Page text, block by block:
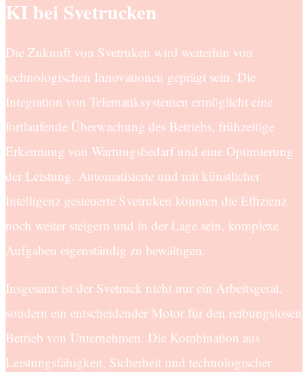
KI bei Svetrucken
Die Zukunft von Svetruken wird weiterhin von
technologischen Innovationen geprägt sein. Die
Integration von Telematiksystemen ermöglicht eine
fortlaufende Überwachung des Betriebs, frühzeitige
Erkennung von Wartungsbedarf und eine Optimierung
der Leistung. Automatisierte und mit künstlicher
Intelligenz gesteuerte Svetruken könnten die Effizienz
noch weiter steigern und in der Lage sein, komplexe
Aufgaben eigenständig zu bewältigen.
Insgesamt ist der Svetruck nicht nur ein Arbeitsgerät,
sondern ein entscheidender Motor für den reibungslosen
Betrieb von Unternehmen. Die Kombination aus
Leistungsfähigkeit, Sicherheit und technologischer